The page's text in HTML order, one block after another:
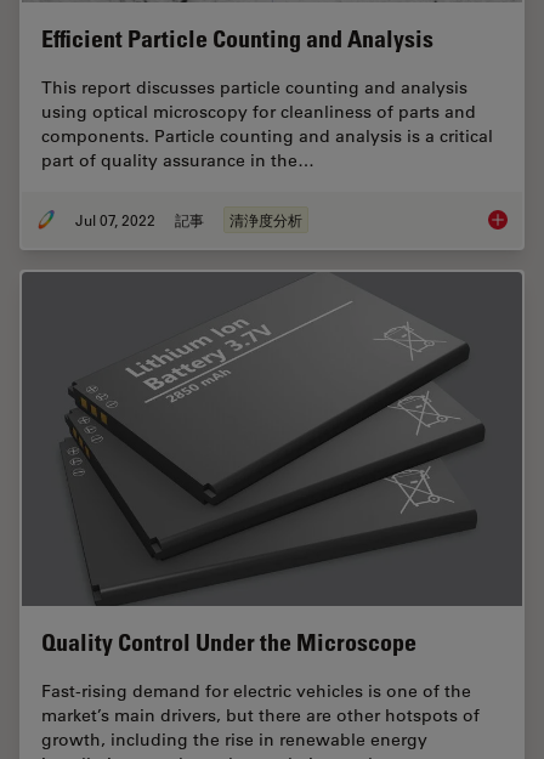
Efficient Particle Counting and Analysis
This report discusses particle counting and analysis
using optical microscopy for cleanliness of parts and
components. Particle counting and analysis is a critical
part of quality assurance in the…
Jul 07, 2022 記事 清浄度分析
Quality Control Under the Microscope
Fast-rising demand for electric vehicles is one of the
market’s main drivers, but there are other hotspots of
growth, including the rise in renewable energy